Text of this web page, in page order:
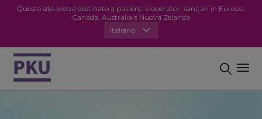
Questo sito web è destinato a pazienti e operatori sanitari in Europa,
Canada, Australia e Nuova Zelanda
Italiano